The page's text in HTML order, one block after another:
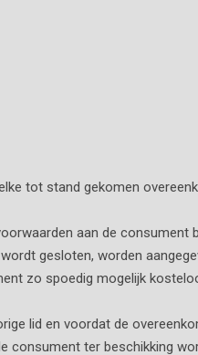
tot stand gekomen
aan de consument
gesloten, worden
zo spoedig mogelijk
lid en voordat de
consument ter beschikking